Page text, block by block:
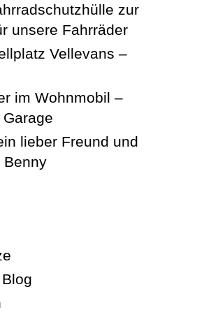
zur
unsere Fahrräder
Vellevans –
im Wohnmobil –
lieber Freund und
Benny